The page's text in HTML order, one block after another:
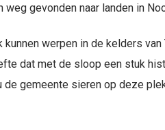
gevonden naar landen in
werpen in de kelders
dat met de sloop een stuk
gemeente sieren op deze